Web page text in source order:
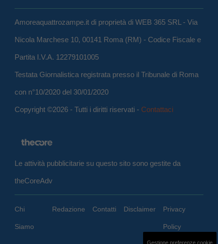
Amoreaquattrozampe.it di proprietà di WEB 365 SRL - Via
Nicola Marchese 10, 00141 Roma (RM) - Codice Fiscale e
Partita I.V.A. 12279101005
Testata Giornalistica registrata presso il Tribunale di Roma
con n°10/2020 del 30/01/2020
Copyright ©2026 - Tutti i diritti riservati - Contattaci
Le attività pubblicitarie su questo sito sono gestite da
theCoreAdv
Chi
Siamo
Redazione Contatti Disclaimer Privacy
Policy
Gestione preferenze cookie